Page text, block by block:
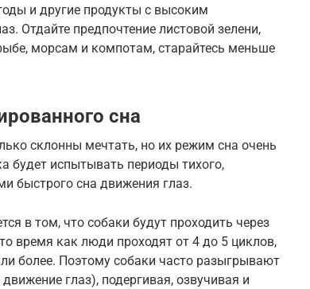
и другие продукты с высоким
Отдайте предпочтение листовой зелени,
морсам и компотам, старайтесь меньше
сна
склонны мечтать, но их режим сна очень
будет испытывать периоды тихого,
быстрого сна движения глаз.
в том, что собаки будут проходить через
время как люди проходят от 4 до 5 циклов,
более. Поэтому собаки часто разыгрывают
глаз), подергивая, озвучивая и